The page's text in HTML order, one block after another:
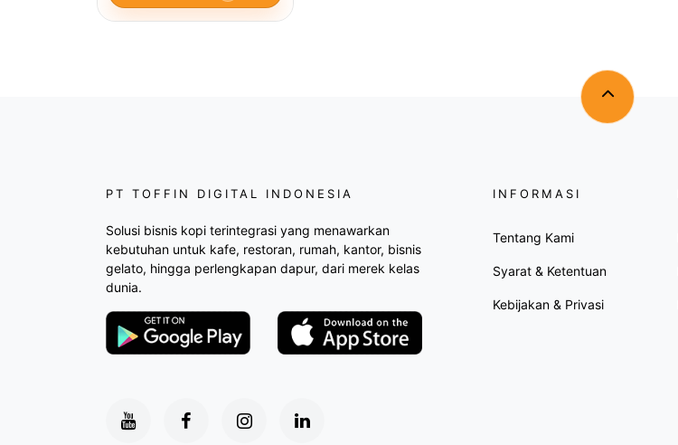
PT TOFFIN DIGITAL INDONESIA
Solusi bisnis kopi terintegrasi yang menawarkan
kebutuhan untuk kafe, restoran, rumah, kantor, bisnis
gelato, hingga perlengkapan dapur, dari merek kelas
dunia.
INFORMASI
Tentang Kami
Syarat & Ketentuan
Kebijakan & Privasi